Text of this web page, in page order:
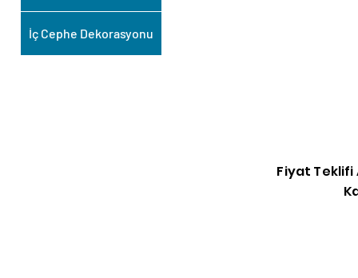
Fiyat Teklifi
İç Cephe Dekorasyonu